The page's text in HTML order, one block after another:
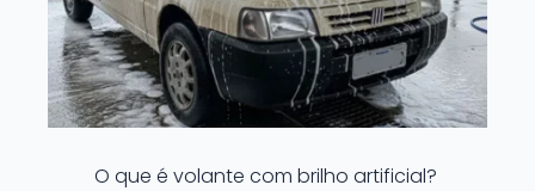
O que é volante com brilho artificial?